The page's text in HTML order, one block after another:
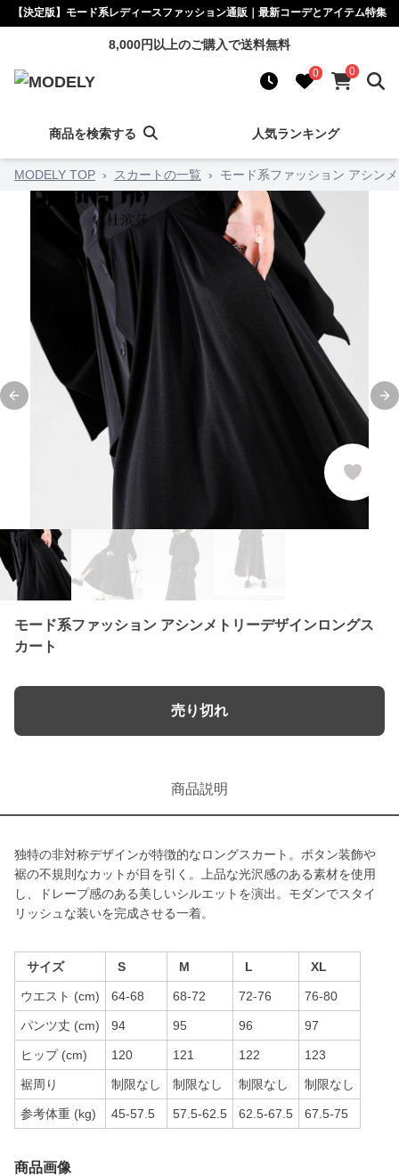
【決定版】モード系レディースファッション通販｜最新コーデとアイテム特集
8,000円以上のご購入で送料無料
0 0
商品を検索する 人気ランキング
MODELY TOP › スカートの一覧 › モード系ファッション アシン
Previous slide
モード系ファッション アシンメトリーデザインロングス
カート
売り切れ
商品説明
独特の非対称デザインが特徴的なロングスカート。ボタン装飾や
裾の不規則なカットが目を引く。上品な光沢感のある素材を使用
し、ドレープ感のある美しいシルエットを演出。モダンでスタイ
リッシュな装いを完成させる一着。
サイズ S M L XL
ウエスト (cm) 64-68 68-72 72-76 76-80
パンツ丈 (cm) 94 95 96 97
ヒップ (cm) 120 121 122 123
裾周り 制限なし 制限なし 制限なし 制限なし
参考体重 (kg) 45-57.5 57.5-62.5 62.5-67.5 67.5-75
商品画像